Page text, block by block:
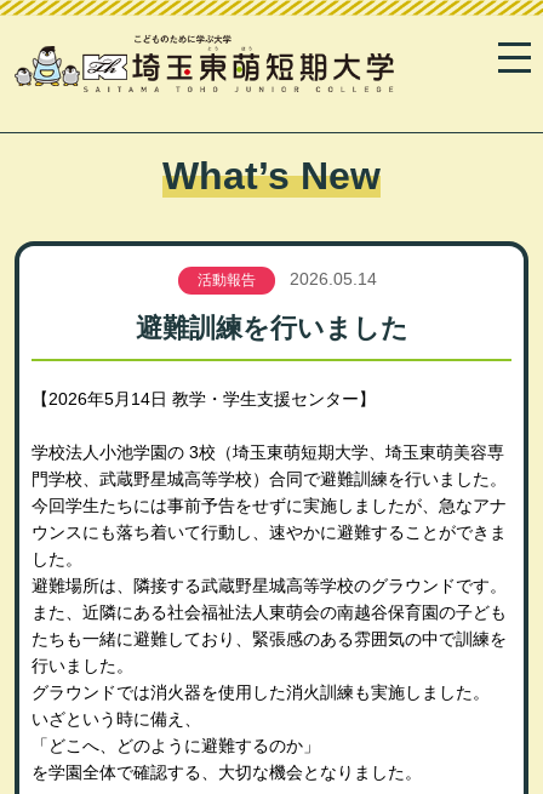
What’s New
活動報告 2026.05.14
避難訓練を行いました
【2026年5月14日 教学・学生支援センター】
学校法人小池学園の3校（埼玉東萌短期大学、埼玉東萌美容専
門学校、武蔵野星城高等学校）合同で避難訓練を行いました。
今回学生たちには事前予告をせずに実施しましたが、急なアナ
ウンスにも落ち着いて行動し、速やかに避難することができま
した。
避難場所は、隣接する武蔵野星城高等学校のグラウンドです。
また、近隣にある社会福祉法人東萌会の南越谷保育園の子ども
たちも一緒に避難しており、緊張感のある雰囲気の中で訓練を
行いました。
グラウンドでは消火器を使用した消火訓練も実施しました。
いざという時に備え、
「どこへ、どのように避難するのか」
を学園全体で確認する、大切な機会となりました。